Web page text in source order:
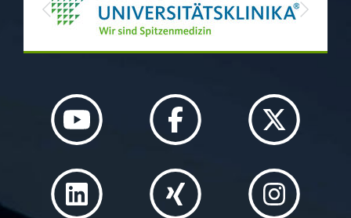
Previous Next